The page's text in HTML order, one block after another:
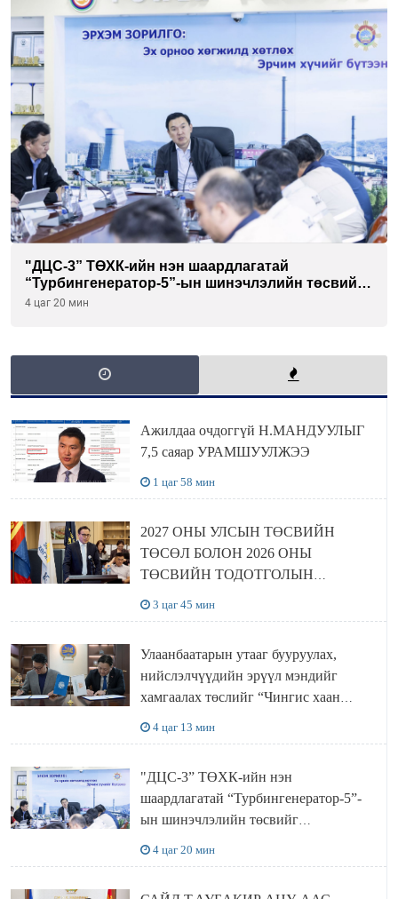
"ДЦС-3” ТӨХК-ийн нэн шаардлагатай
“Турбингенератор-5”-ын шинэчлэлийн төсвийг
шийдвэрлэхээр болов
4 цаг 20 мин
Ажилдаа очдоггүй Н.МАНДУУЛЫГ
7,5 саяар УРАМШУУЛЖЭЭ
1 цаг 58 мин
2027 ОНЫ УЛСЫН ТӨСВИЙН
ТӨСӨЛ БОЛОН 2026 ОНЫ
ТӨСВИЙН ТОДОТГОЛЫН
3 цаг 45 мин
Улаанбаатарын утааг бууруулах,
нийслэлчүүдийн эрүүл мэндийг
хамгаалах төслийг “Чингис хаан
4 цаг 13 мин
"ДЦС-3” ТӨХК-ийн нэн
шаардлагатай “Турбингенератор-5”-
ын шинэчлэлийн төсвийг
4 цаг 20 мин